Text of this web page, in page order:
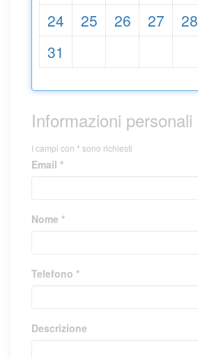
24
25 26 27 28
31
Informazioni personali
I campi con * sono richiesti
Email *
Nome *
Telefono *
Descrizione